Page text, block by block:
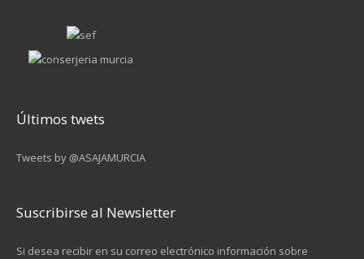
Últimos twets
Tweets by @ASAJAMURCIA
Suscribirse al Newsletter
Si desea recibir en su correo electrónico información sobre